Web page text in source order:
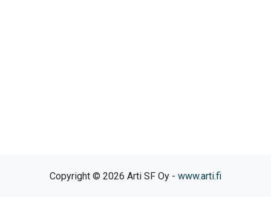
Copyright © 2026 Arti SF Oy - www.arti.fi